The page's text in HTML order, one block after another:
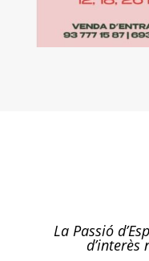
La Passió
d’interès